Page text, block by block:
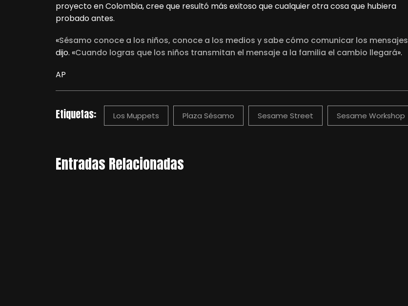
proyecto en Colombia, cree que resultó más exitoso que cualquier otra cosa que hubiera
probado antes.
«Sésamo conoce a los niños, conoce a los medios y sabe cómo comunicar los mensajes
dijo. «Cuando logras que los niños transmitan el mensaje a la familia el cambio llegará».
AP
Etiquetas: Los Muppets Plaza Sésamo Sesame Street Sesame Workshop
Entradas Relacionadas